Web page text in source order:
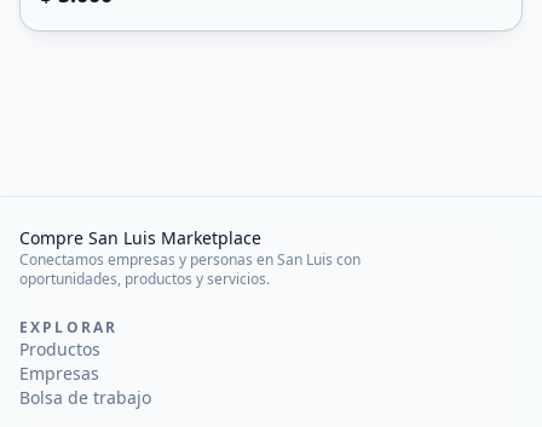
Compre San Luis Marketplace
Conectamos empresas y personas en San Luis con
oportunidades, productos y servicios.
EXPLORAR
Productos
Empresas
Bolsa de trabajo